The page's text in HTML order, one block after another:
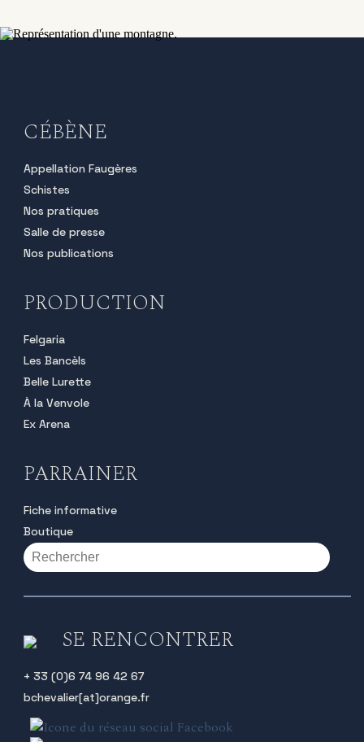
CÉBÈNE
Appellation Faugères
Schistes
Nos pratiques
Salle de presse
Nos publications
PRODUCTION
Felgaria
Les Bancèls
Belle Lurette
À la Venvole
Ex Arena
PARRAINER
Fiche informative
Boutique
SE RENCONTRER
+ 33 (0)6 74 96 42 67
bchevalier[at]orange.fr